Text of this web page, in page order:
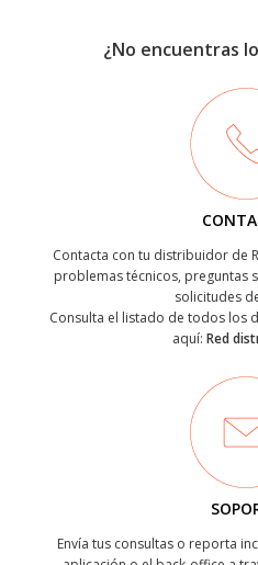
¿No encuentras
Contacta con tu distribuidor de
problemas técnicos, preguntas
solicitudes
Consulta el listado de todos los
aquí: Red
Envía tus consultas o reporta